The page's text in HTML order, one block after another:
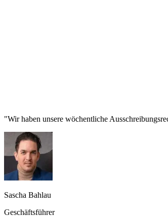
"Wir haben unsere wöchentliche
Sascha Bahlau
Geschäftsführer